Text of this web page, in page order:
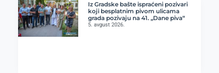
Iz Gradske bašte ispraćeni pozivari
koji besplatnim pivom ulicama
grada pozivaju na 41. „Dane piva“
5. avgust 2026.